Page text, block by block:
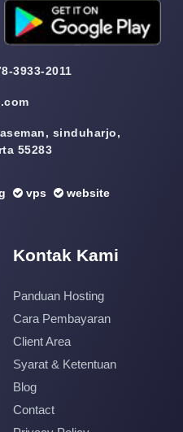
3933-2011
sinduharjo,
55283
vps website
Kontak Kami
Panduan Hosting
Cara Pembayaran
Client Area
Syarat & Ketentuan
Blog
Contact